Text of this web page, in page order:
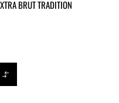
BRUT TRADITION